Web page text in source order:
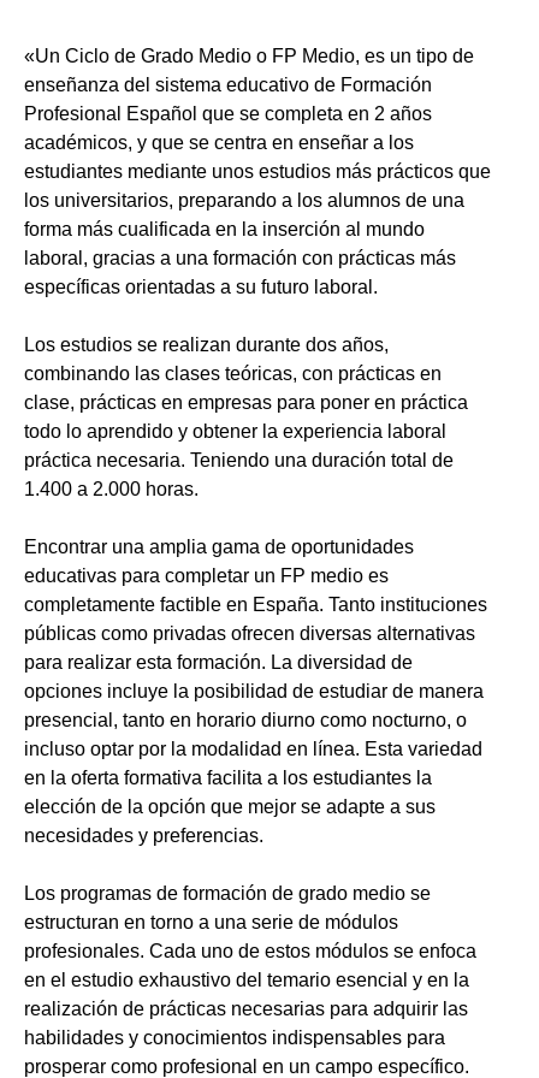
«Un Ciclo de Grado Medio o FP Medio, es un tipo de
enseñanza del sistema educativo de Formación
Profesional Español que se completa en 2 años
académicos, y que se centra en enseñar a los
estudiantes mediante unos estudios más prácticos que
los universitarios, preparando a los alumnos de una
forma más cualificada en la inserción al mundo
laboral, gracias a una formación con prácticas más
específicas orientadas a su futuro laboral.
Los estudios se realizan durante dos años,
combinando las clases teóricas, con prácticas en
clase, prácticas en empresas para poner en práctica
todo lo aprendido y obtener la experiencia laboral
práctica necesaria. Teniendo una duración total de
1.400 a 2.000 horas.
Encontrar una amplia gama de oportunidades
educativas para completar un FP medio es
completamente factible en España. Tanto instituciones
públicas como privadas ofrecen diversas alternativas
para realizar esta formación. La diversidad de
opciones incluye la posibilidad de estudiar de manera
presencial, tanto en horario diurno como nocturno, o
incluso optar por la modalidad en línea. Esta variedad
en la oferta formativa facilita a los estudiantes la
elección de la opción que mejor se adapte a sus
necesidades y preferencias.
Los programas de formación de grado medio se
estructuran en torno a una serie de módulos
profesionales. Cada uno de estos módulos se enfoca
en el estudio exhaustivo del temario esencial y en la
realización de prácticas necesarias para adquirir las
habilidades y conocimientos indispensables para
prosperar como profesional en un campo específico.